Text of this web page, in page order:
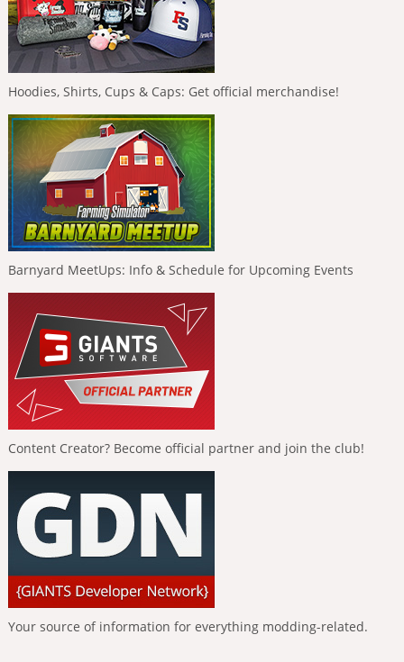
Hoodies, Shirts, Cups & Caps: Get official merchandise!
Barnyard MeetUps: Info & Schedule for Upcoming Events
Content Creator? Become official partner and join the club!
Your source of information for everything modding-related.